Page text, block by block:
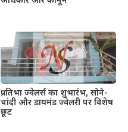
प्रतिभा ज्वेलर्स का शुभारंभ, सोने-
चांदी और डायमंड ज्वेलरी पर विशेष
छूट